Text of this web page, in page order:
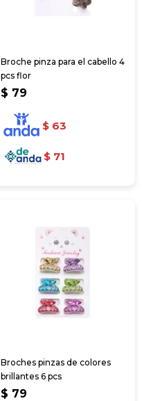
Broche pinza para el cabello 4
pcs flor
$ 79
$ 63
$ 71
Broches pinzas de colores
brillantes 6 pcs
$ 79